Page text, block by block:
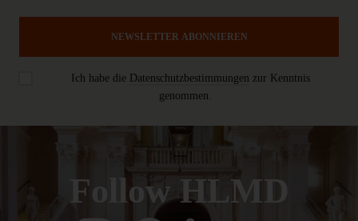
Ich habe die Datenschutzbestimmungen zur Kenntnis
genommen.
NEWSLETTER ABONNIEREN
Follow HLMD